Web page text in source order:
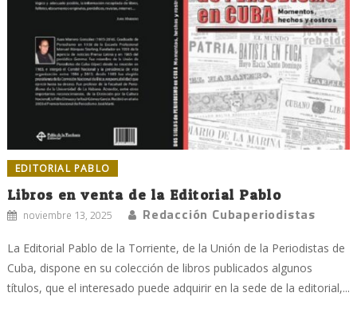
EDITORIAL PABLO
Libros en venta de la Editorial Pablo
noviembre 13, 2025 Redacción Cubaperiodistas
La Editorial Pablo de la Torriente, de la Unión de la Periodistas de
Cuba, dispone en su colección de libros publicados algunos
títulos, que el interesado puede adquirir en la sede de la editorial,...